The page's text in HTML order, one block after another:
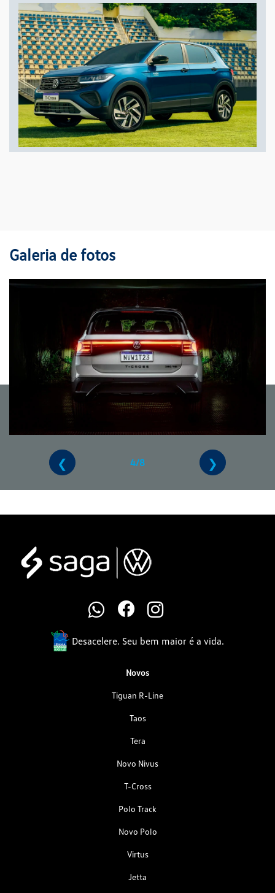
Galeria de fotos
❮ 4/8 ❯
Desacelere. Seu bem maior é a vida.
Novos
Tiguan R-Line
Taos
Tera
Novo Nivus
T-Cross
Polo Track
Novo Polo
Virtus
Jetta